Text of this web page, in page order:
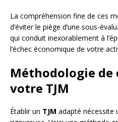
La compréhension fine de ces
d’éviter le piège d’une sous-
qui conduit inexorablement à
l’échec économique de votre
Méthodologie de
votre TJM
Établir un TJM adapté nécessite